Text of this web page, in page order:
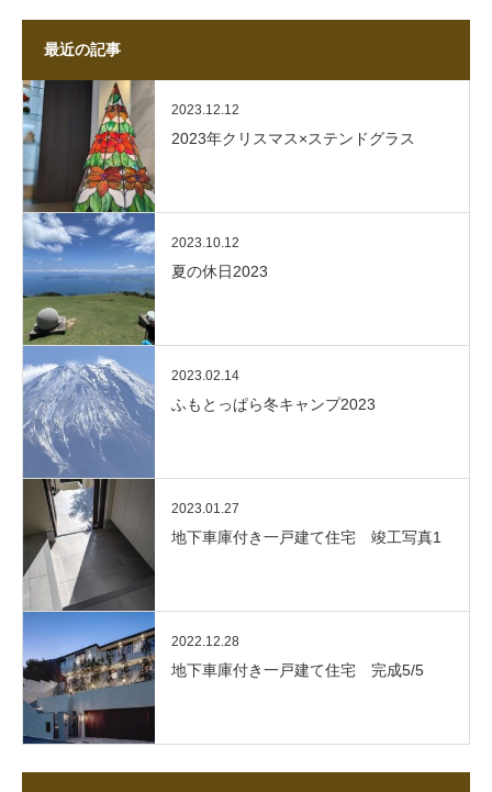
最近の記事
2023.12.12
2023年クリスマス×ステンドグラス
2023.10.12
夏の休日2023
2023.02.14
ふもとっぱら冬キャンプ2023
2023.01.27
地下車庫付き一戸建て住宅 竣工写真1
2022.12.28
地下車庫付き一戸建て住宅 完成5/5